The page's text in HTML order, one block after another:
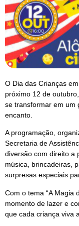
O Dia das Crianças
próximo 12 de
se transformar em um
encanto.
A programação,
Secretaria de
diversão com direito a
música, brincadeiras,
surpresas especiais
Com o tema “A Magia
momento de lazer e
que cada criança viva